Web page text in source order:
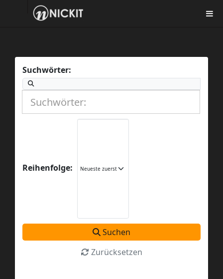
Suchwörter:
Reihenfolge:
Suchen
Zurücksetzen